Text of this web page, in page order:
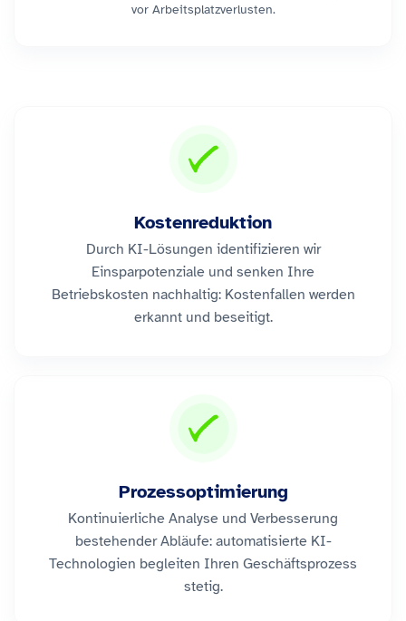
vor Arbeitsplatzverlusten.
Kostenreduktion
Durch KI-Lösungen identifizieren wir
Einsparpotenziale und senken Ihre
Betriebskosten nachhaltig: Kostenfallen werden
erkannt und beseitigt.
Prozessoptimierung
Kontinuierliche Analyse und Verbesserung
bestehender Abläufe: automatisierte KI-
Technologien begleiten Ihren Geschäftsprozess
stetig.